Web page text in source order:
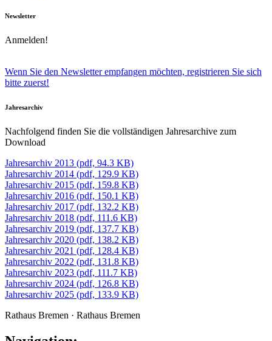
Newsletter
Anmelden!
Wenn Sie den Newsletter empfangen möchten, registrieren Sie sich
bitte zuerst!
Jahresarchiv
Nachfolgend finden Sie die vollständigen Jahresarchive zum
Download
Jahresarchiv 2013 (pdf, 94.3 KB)
Jahresarchiv 2014 (pdf, 129.9 KB)
Jahresarchiv 2015 (pdf, 159.8 KB)
Jahresarchiv 2016 (pdf, 150.1 KB)
Jahresarchiv 2017 (pdf, 132.2 KB)
Jahresarchiv 2018 (pdf, 111.6 KB)
Jahresarchiv 2019 (pdf, 137.7 KB)
Jahresarchiv 2020 (pdf, 138.2 KB)
Jahresarchiv 2021 (pdf, 128.4 KB)
Jahresarchiv 2022 (pdf, 131.8 KB)
Jahresarchiv 2023 (pdf, 111.7 KB)
Jahresarchiv 2024 (pdf, 126.8 KB)
Jahresarchiv 2025 (pdf, 133.9 KB)
Rathaus Bremen · Rathaus Bremen